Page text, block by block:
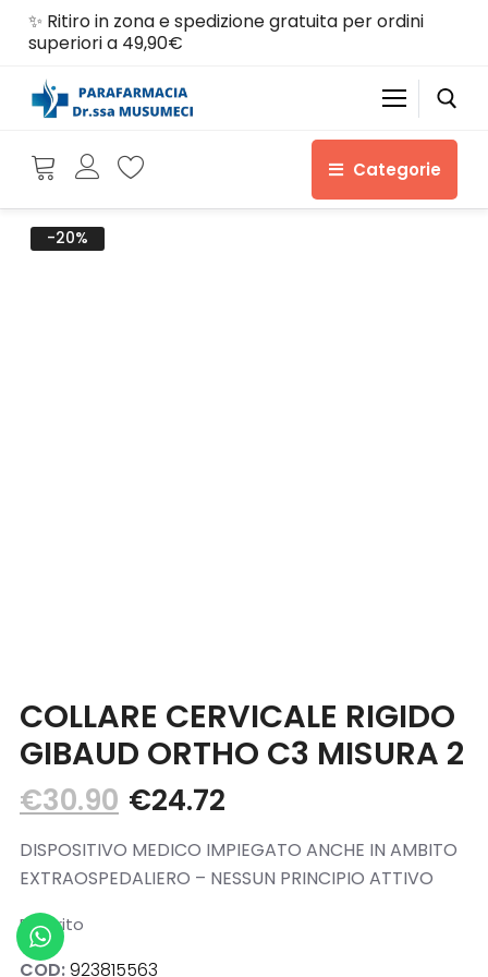
✨ Ritiro in zona e spedizione gratuita per ordini
superiori a 49,90€
Categorie
-20%
COLLARE CERVICALE RIGIDO
GIBAUD ORTHO C3 MISURA 2
€30.90 €24.72
DISPOSITIVO MEDICO IMPIEGATO ANCHE IN AMBITO
EXTRAOSPEDALIERO – NESSUN PRINCIPIO ATTIVO
Esaurito
COD:923815563